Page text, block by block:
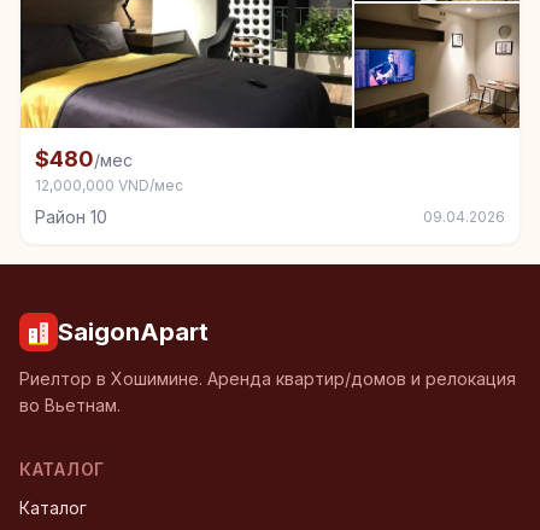
Комната в аренду в Район 10
$480/мес
12,000,000 VND/мес
Район 10 09.04.2026
SaigonApart
Риелтор в Хошимине. Аренда квартир/домов и релокация
во Вьетнам.
КАТАЛОГ
Каталог